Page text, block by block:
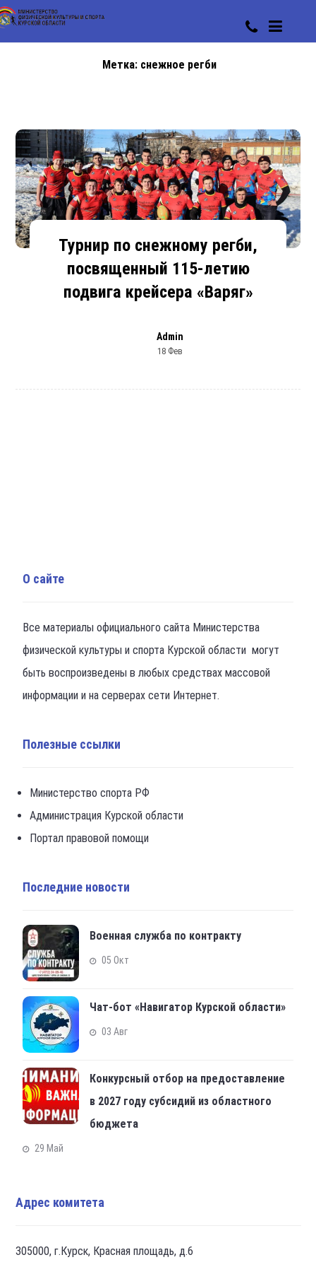
Метка: снежное регби
Турнир по снежному регби,
посвященный 115-летию
подвига крейсера «Варяг»
Admin
18 Фев
О сайте
Все материалы официального сайта Министерства
физической культуры и спорта Курской области могут
быть воспроизведены в любых средствах массовой
информации и на серверах сети Интернет.
Полезные ссылки
Министерство спорта РФ
Администрация Курской области
Портал правовой помощи
Последние новости
Военная служба по контракту
05 Окт
Чат-бот «Навигатор Курской области»
03 Авг
Конкурсный отбор на предоставление
в 2027 году субсидий из областного
бюджета
29 Май
Адрес комитета
305000, г.Курск, Красная площадь, д.6